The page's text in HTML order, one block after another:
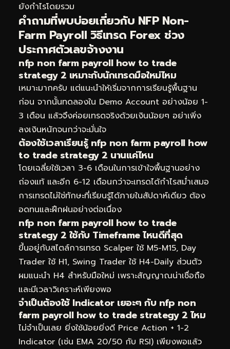
ยังกำไรโดยรวม
คำถามที่พบบ่อยเกี่ยวกับ NFP Non-
Farm Payroll วิธีเทรด Forex ช่วง
ประกาศตัวเลขจ้างงาน
nfp non farm payroll how to trade
strategy 2 เหมาะกับนักเทรดมือใหม่ไหม
เหมาะมากครับ แต่แนะนำให้เริ่มจากการเรียนรู้พื้นฐาน
ก่อน จากนั้นทดลองใน Demo Account อย่างน้อย 1-
3 เดือน แล้วจึงค่อยเทรดจริงด้วยเงินน้อยๆ อย่าเพิ่ง
ลงเงินหนักจนกว่าจะมั่นใจ
ต้องใช้เวลาเรียนรู้ nfp non farm payroll how
to trade strategy 2 นานแค่ไหน
โดยเฉลี่ยใช้เวลา 3-6 เดือนในการเข้าใจพื้นฐานอย่าง
ถ่องแท้ และอีก 6-12 เดือนกว่าจะเทรดได้กำไรสม่ำเสมอ
การเทรดไม่ใช่ทักษะที่เรียนรู้ได้ภายในสัปดาห์เดียว ต้อง
อดทนและฝึกฝนอย่างต่อเนื่อง
nfp non farm payroll how to trade
strategy 2 ใช้กับ Timeframe ไหนดีที่สุด
ขึ้นอยู่กับสไตล์การเทรด Scalper ใช้ M5-M15, Day
Trader ใช้ H1, Swing Trader ใช้ H4-Daily ส่วนตัว
ผมแนะนำ H4 สำหรับมือใหม่ เพราะสัญญาณน่าเชื่อถือ
และมีเวลาวิเคราะห์เพียงพอ
จำเป็นต้องใช้ Indicator เยอะๆ กับ nfp non
farm payroll how to trade strategy 2 ไหม
ไม่จำเป็นเลย ยิ่งใช้น้อยยิ่งดี Price Action + 1-2
Indicator (เช่น EMA 20/50 กับ RSI) เพียงพอแล้ว